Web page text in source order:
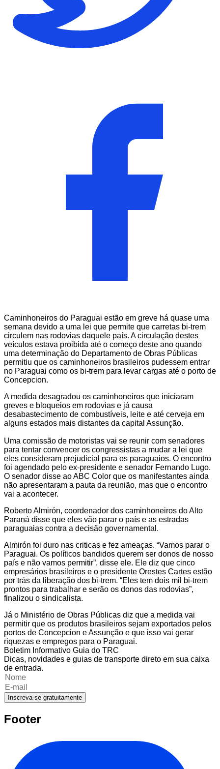
Caminhoneiros do Paraguai estão em greve há quase uma
semana devido a uma lei que permite que carretas bi-trem
circulem nas rodovias daquele país. A circulação destes
veículos estava proibida até o começo deste ano quando
uma determinação do Departamento de Obras Públicas
permitiu que os caminhoneiros brasileiros pudessem entrar
no Paraguai como os bi-trem para levar cargas até o porto de
Concepcion.
A medida desagradou os caminhoneiros que iniciaram
greves e bloqueios em rodovias e já causa
desabastecimento de combustíveis, leite e até cerveja em
alguns estados mais distantes da capital Assunção.
Uma comissão de motoristas vai se reunir com senadores
para tentar convencer os congressistas a mudar a lei que
eles consideram prejudicial para os paraguaios. O encontro
foi agendado pelo ex-presidente e senador Fernando Lugo.
O senador disse ao ABC Color que os manifestantes ainda
não apresentaram a pauta da reunião, mas que o encontro
vai a acontecer.
Roberto Almirón, coordenador dos caminhoneiros do Alto
Paraná disse que eles vão parar o país e as estradas
paraguaias contra a decisão governamental.
Almirón foi duro nas criticas e fez ameaças. “Vamos parar o
Paraguai. Os políticos bandidos querem ser donos de nosso
país e não vamos permitir”, disse ele. Ele diz que cinco
empresários brasileiros e o presidente Orestes Cartes estão
por trás da liberação dos bi-trem. “Eles tem dois mil bi-trem
prontos para trabalhar e serão os donos das rodovias”,
finalizou o sindicalista.
Já o Ministério de Obras Públicas diz que a medida vai
permitir que os produtos brasileiros sejam exportados pelos
portos de Concepcion e Assunção e que isso vai gerar
riquezas e empregos para o Paraguai.
Boletim Informativo Guia do TRC
Dicas, novidades e guias de transporte direto em sua caixa
de entrada.
Inscreva-se gratuitamente
Footer